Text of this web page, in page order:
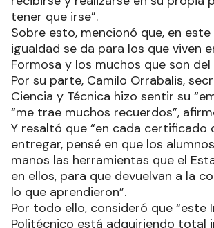
tener que irse”.
Sobre esto, mencionó que, en este
igualdad se da para los que viven
Formosa y los muchos que son
Por su parte, Camilo Orrabalis,
Ciencia y Técnica hizo sentir su
“me trae muchos recuerdos”,
Y resaltó que “en cada certificado
entregar, pensé en que los
manos las herramientas que el
en ellos, para que devuelvan a la
lo que aprendieron”.
Por todo ello, consideró que “este
Politécnico está adquiriendo total